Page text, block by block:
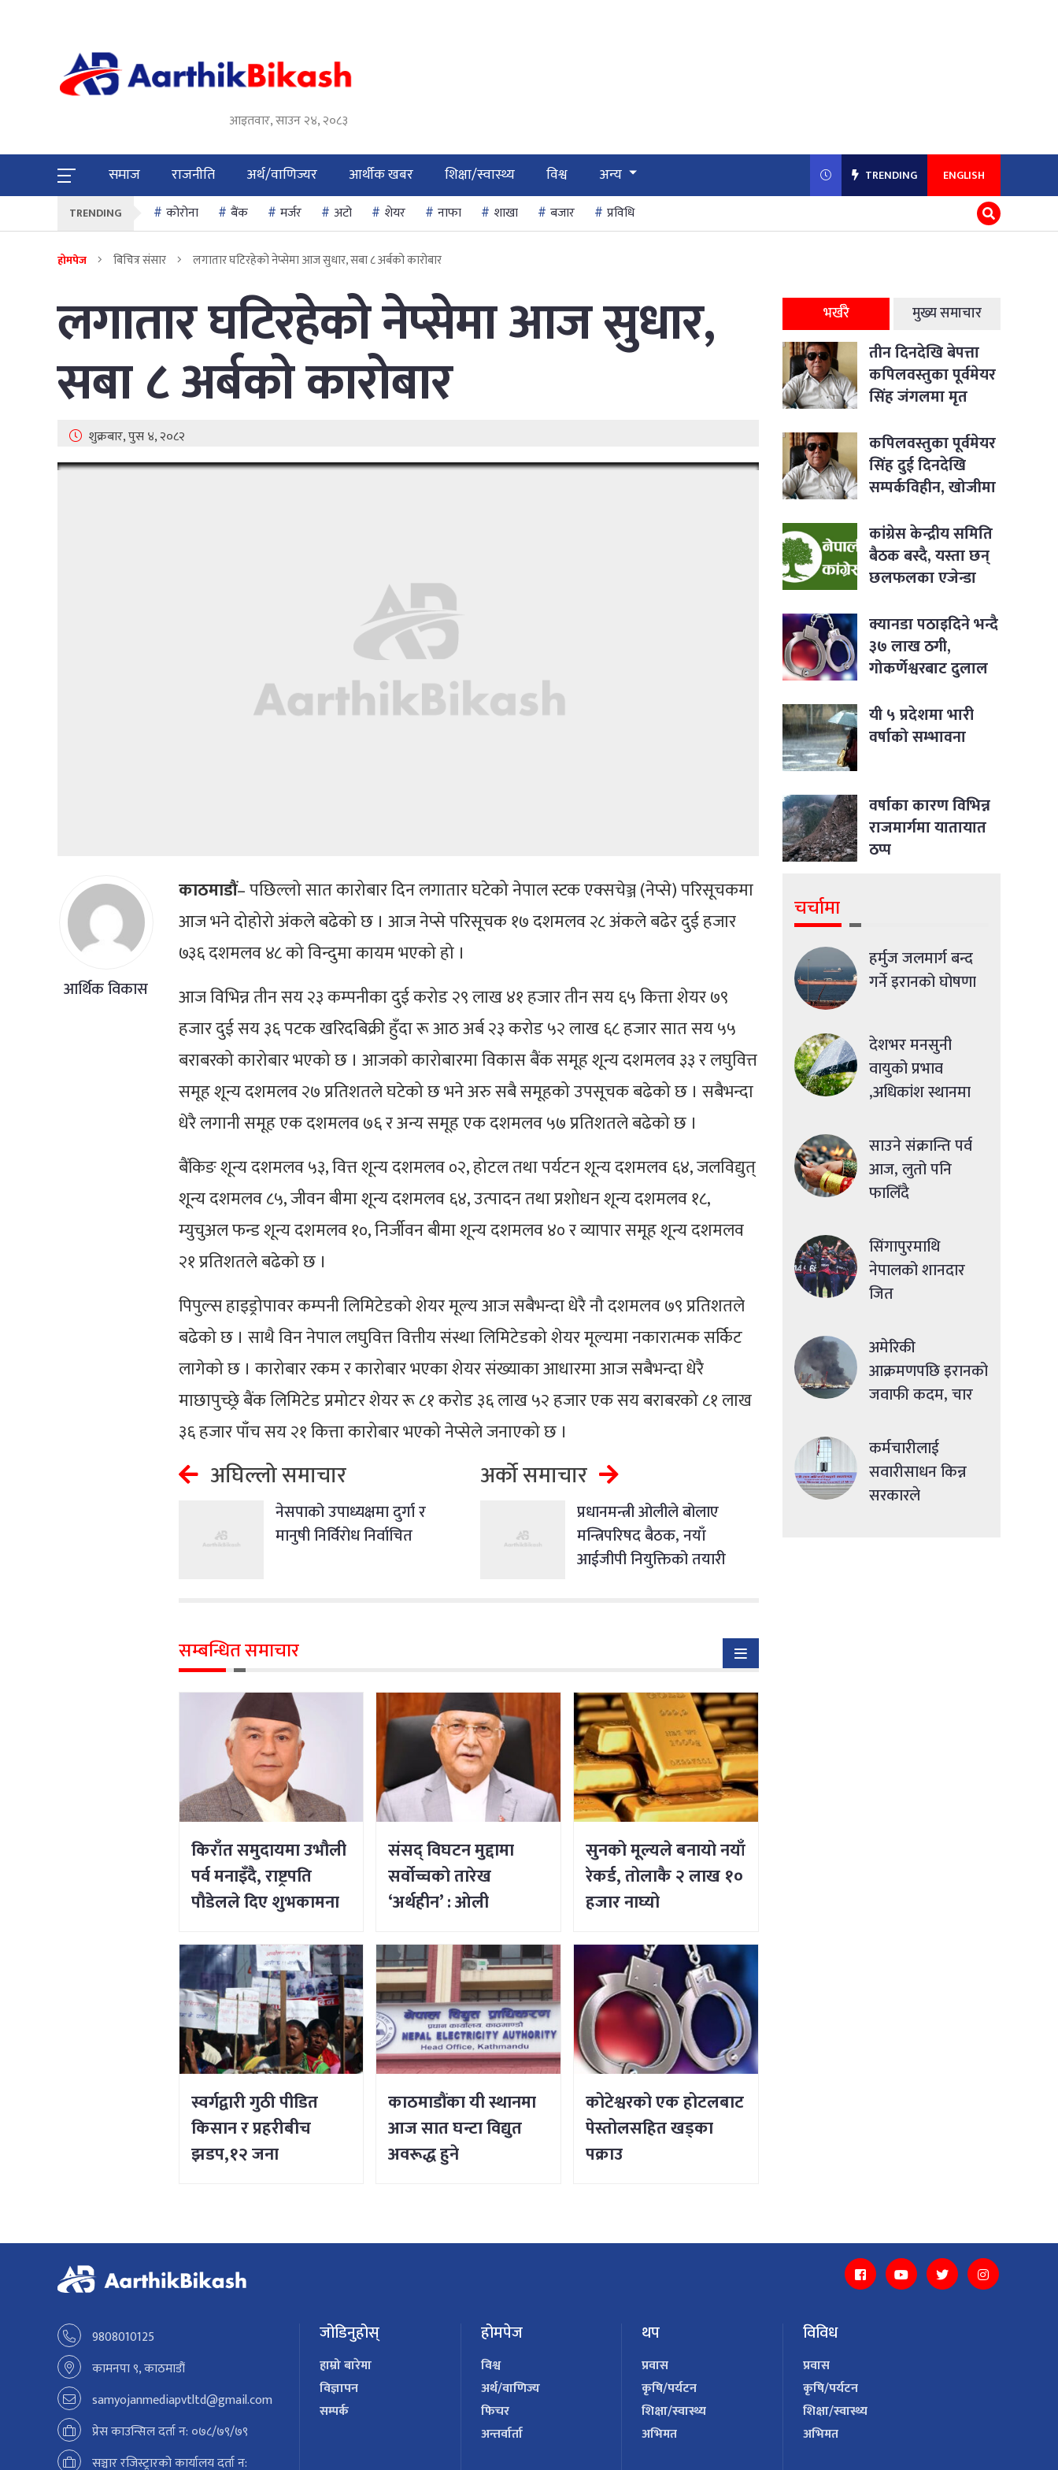
आइतवार, साउन २४, २०८३
समाज राजनीति अर्थ/वाणिज्यर आर्थीक खबर शिक्षा/स्वास्थ्य विश्व अन्य TRENDING ENGLISH
TRENDING कोरोना बैंक मर्जर अटो शेयर नाफा शाखा बजार प्रविधि
होमपेज बिचित्र संसार लगातार घटिरहेको नेप्सेमा आज सुधार, सबा ८ अर्बको कारोबार
लगातार घटिरहेको नेप्सेमा आज सुधार,
सबा ८ अर्बको कारोबार
शुक्रबार, पुस ४, २०८२
आर्थिक विकास
काठमाडौं– पछिल्लो सात कारोबार दिन लगातार घटेको नेपाल स्टक एक्सचेञ्ज (नेप्से) परिसूचकमा
आज भने दोहोरो अंकले बढेको छ । आज नेप्से परिसूचक १७ दशमलव २८ अंकले बढेर दुई हजार
७३६ दशमलव ४८ को विन्दुमा कायम भएको हो ।
आज विभिन्न तीन सय २३ कम्पनीका दुई करोड २९ लाख ४१ हजार तीन सय ६५ कित्ता शेयर ७९
हजार दुई सय ३६ पटक खरिदबिक्री हुँदा रू आठ अर्ब २३ करोड ५२ लाख ६८ हजार सात सय ५५
बराबरको कारोबार भएको छ । आजको कारोबारमा विकास बैंक समूह शून्य दशमलव ३३ र लघुवित्त
समूह शून्य दशमलव २७ प्रतिशतले घटेको छ भने अरु सबै समूहको उपसूचक बढेको छ । सबैभन्दा
धेरै लगानी समूह एक दशमलव ७६ र अन्य समूह एक दशमलव ५७ प्रतिशतले बढेको छ ।
बैंकिङ शून्य दशमलव ५३, वित्त शून्य दशमलव ०२, होटल तथा पर्यटन शून्य दशमलव ६४, जलविद्युत्
शून्य दशमलव ८५, जीवन बीमा शून्य दशमलव ६४, उत्पादन तथा प्रशोधन शून्य दशमलव १८,
म्युचुअल फन्ड शून्य दशमलव १०, निर्जीवन बीमा शून्य दशमलव ४० र व्यापार समूह शून्य दशमलव
२१ प्रतिशतले बढेको छ ।
पिपुल्स हाइड्रोपावर कम्पनी लिमिटेडको शेयर मूल्य आज सबैभन्दा धेरै नौ दशमलव ७९ प्रतिशतले
बढेको छ । साथै विन नेपाल लघुवित्त वित्तीय संस्था लिमिटेडको शेयर मूल्यमा नकारात्मक सर्किट
लागेको छ । कारोबार रकम र कारोबार भएका शेयर संख्याका आधारमा आज सबैभन्दा धेरै
माछापुच्छ्रे बैंक लिमिटेड प्रमोटर शेयर रू ८१ करोड ३६ लाख ५२ हजार एक सय बराबरको ८१ लाख
३६ हजार पाँच सय २१ कित्ता कारोबार भएको नेप्सेले जनाएको छ ।
अघिल्लो समाचार
नेसपाको उपाध्यक्षमा दुर्गा र
मानुषी निर्विरोध निर्वाचित
अर्को समाचार
प्रधानमन्त्री ओलीले बोलाए
मन्त्रिपरिषद बैठक, नयाँ
आईजीपी नियुक्तिको तयारी
सम्बन्धित समाचार
किराँत समुदायमा उभौली
पर्व मनाइँदै, राष्ट्रपति
पौडेलले दिए शुभकामना
संसद् विघटन मुद्दामा
सर्वोच्चको तारेख
‘अर्थहीन’ : ओली
सुनको मूल्यले बनायो नयाँ
रेकर्ड, तोलाकै २ लाख १०
हजार नाघ्यो
स्वर्गद्वारी गुठी पीडित
किसान र प्रहरीबीच
झडप,१२ जना
काठमाडौंका यी स्थानमा
आज सात घन्टा विद्युत
अवरूद्ध हुने
कोटेश्वरको एक होटलबाट
पेस्तोलसहित खड्का
पक्राउ
भर्खरै मुख्य समाचार
तीन दिनदेखि बेपत्ता
कपिलवस्तुका पूर्वमेयर
सिंह जंगलमा मृत
कपिलवस्तुका पूर्वमेयर
सिंह दुई दिनदेखि
सम्पर्कविहीन, खोजीमा
कांग्रेस केन्द्रीय समिति
बैठक बस्दै, यस्ता छन्
छलफलका एजेन्डा
क्यानडा पठाइदिने भन्दै
३७ लाख ठगी,
गोकर्णेश्वरबाट दुलाल
यी ५ प्रदेशमा भारी
वर्षाको सम्भावना
वर्षाका कारण विभिन्न
राजमार्गमा यातायात
ठप्प
चर्चामा
हर्मुज जलमार्ग बन्द
गर्ने इरानको घोषणा
देशभर मनसुनी
वायुको प्रभाव
,अधिकांश स्थानमा
साउने संक्रान्ति पर्व
आज, लुतो पनि
फालिँदै
सिंगापुरमाथि
नेपालको शानदार
जित
अमेरिकी
आक्रमणपछि इरानको
जवाफी कदम, चार
कर्मचारीलाई
सवारीसाधन किन्न
सरकारले
9808010125
कामनपा ९, काठमाडौं
samyojanmediapvtltd@gmail.com
प्रेस काउन्सिल दर्ता न: ०७८/७९/७९
सञ्चार रजिस्ट्रारको कार्यालय दर्ता न:
जोडिनुहोस्
हाम्रो बारेमा
विज्ञापन
सम्पर्क
होमपेज
विश्व
अर्थ/वाणिज्य
फिचर
अन्तर्वार्ता
थप
प्रवास
कृषि/पर्यटन
शिक्षा/स्वास्थ्य
अभिमत
विविध
प्रवास
कृषि/पर्यटन
शिक्षा/स्वास्थ्य
अभिमत